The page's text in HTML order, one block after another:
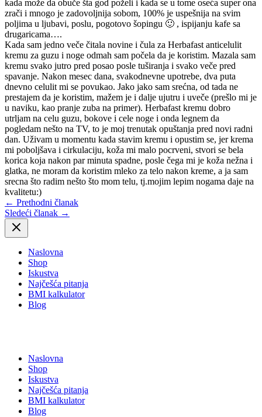
kada može da obuče šta god poželi i kada se u tome oseća super ona
zrači i mnogo je zadovoljnija sobom, 100% je uspešnija na svim
poljima u ljubavi, poslu, pogotovo šopingu 🙂 , ispijanju kafe sa
drugaricama….
Kada sam jedno veče čitala novine i čula za Herbafast anticelulit
kremu za guzu i noge odmah sam počela da je koristim. Mazala sam
kremu svako jutro pred posao posle tuširanja i svako veče pred
spavanje. Nakon mesec dana, svakodnevne upotrebe, dva puta
dnevno celulit mi se povukao. Jako jako sam srećna, od tada ne
prestajem da je koristim, mažem je i dalje ujutru i uveče (prešlo mi je
u naviku, kao pranje zuba na primer). Herbafast kremu dobro
utrljam na celu guzu, bokove i cele noge i onda legnem da
pogledam nešto na TV, to je moj trenutak opuštanja pred novi radni
dan. Uživam u momentu kada stavim kremu i opustim se, jer krema
mi poboljšava i cirkulaciju, koža mi malo pocrveni, stvori se bela
korica koja nakon par minuta spadne, posle čega mi je koža nežna i
glatka, ne moram da koristim mleko za telo nakon kreme, a ja sam
srecna što radim nešto što mom telu, tj.mojim lepim nogama daje na
kvalitetu:)
← Prethodni članak
Sledeći članak →
Naslovna
Shop
Iskustva
Najčešća pitanja
BMI kalkulator
Blog
Naslovna
Shop
Iskustva
Najčešća pitanja
BMI kalkulator
Blog